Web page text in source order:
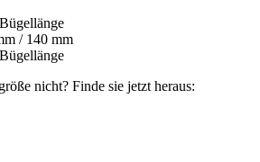
/ 140 mm
nicht? Finde sie jetzt heraus: